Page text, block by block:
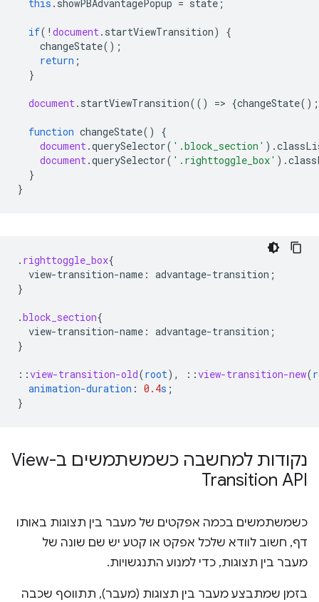
this . showPBAdvantagePopup = state ;
if( ! document . startViewTransition)
{
changeState();
return ;
}
document . startViewTransition(() => {changeState
function changeState()
{
document .querySelector( '.block_section' ).
document .querySelector( '.righttoggle_box' ).
}
}
. righttoggle_box{
view-transition-name : advantage-transition ;
}
.block_section{
view-transition-name : advantage-transition ;
}
::view-transition-old(root), ::view-transition-new(
animation-duration : 0.4s ;
}
נקודות למחשבה כשמשתמשים ב-View
Transition API
כשמשתמשים בכמה אפקטים של מעבר בין תצוגות באותו
דף, חשוב לוודא שלכל אפקט או קטע יש שם שונה של
מעבר בין תצוגות, כדי למנוע התנגשויות.
בזמן שמתבצע מעבר בין תצוגות (מעבר), תתווסף שכבה